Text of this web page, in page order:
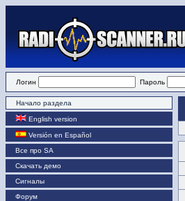
Логин Пароль
Начало раздела
English version
Versión en Español
Все про SA
Скачать демо
Сигналы
Форум